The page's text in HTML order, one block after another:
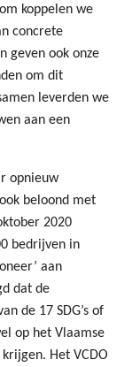
koppelen we
concrete
geven ook onze
om dit
leverden we
aan een
opnieuw
beloond met
2020
bedrijven in
aan
dat de
de 17 SDG’s of
op het Vlaamse
Het VCDO